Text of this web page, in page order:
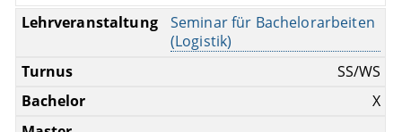
Seminar für Bachelorarbeiten
(Logistik)
SS/WS
X